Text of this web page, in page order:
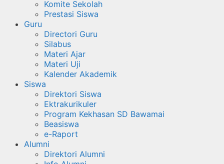
Komite Sekolah
Prestasi Siswa
Guru
Directori Guru
Silabus
Materi Ajar
Materi Uji
Kalender Akademik
Siswa
Direktori Siswa
Ektrakurikuler
Program Kekhasan SD Bawamai
Beasiswa
e-Raport
Alumni
Direktori Alumni